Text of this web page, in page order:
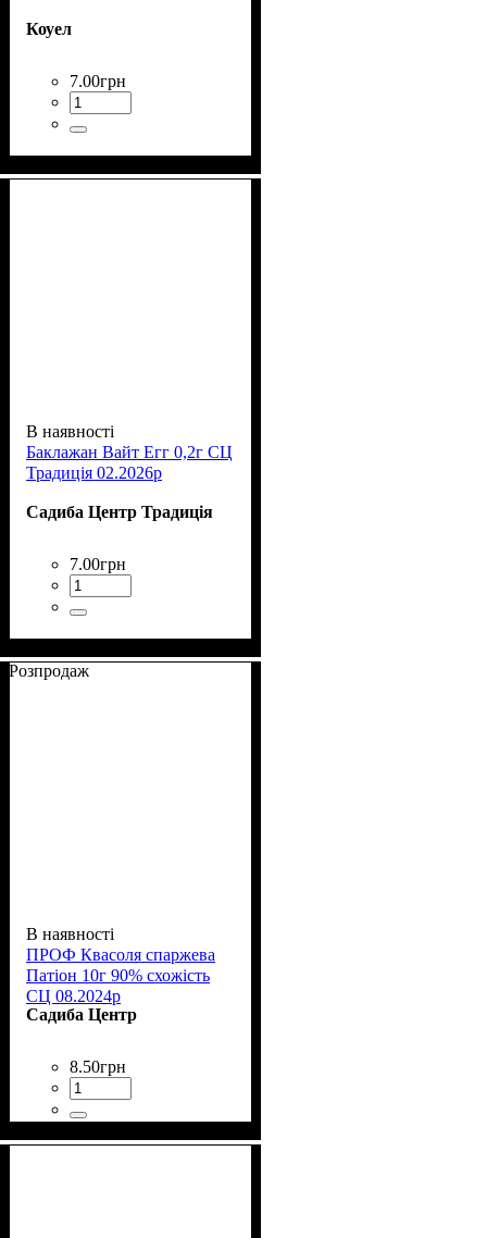
Коуел
7.00грн
В наявності
Баклажан Вайт Егг 0,2г СЦ
Традиція 02.2026р
Садиба Центр Традиція
7.00грн
Розпродаж
В наявності
ПРОФ Квасоля спаржева
Патіон 10г 90% схожість
СЦ 08.2024р
Садиба Центр
8.50грн